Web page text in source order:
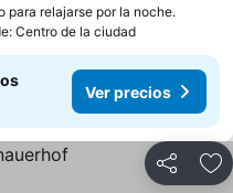
para relajarse por la noche.Ver
Centro de la ciudad
Ver precios
Compartir